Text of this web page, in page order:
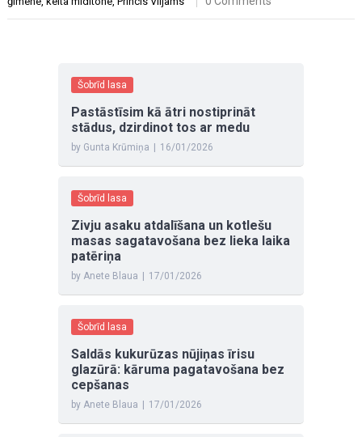
Šobrīd lasa
Pastāstīsim kā ātri nostiprināt
stādus, dzirdinot tos ar medu
by Gunta Krūmiņa 16/01/2026
Šobrīd lasa
Zivju asaku atdalīšana un kotlešu
masas sagatavošana bez lieka laika
patēriņa
by Anete Blaua 17/01/2026
Šobrīd lasa
Saldās kukurūzas nūjiņas īrisu
glazūrā: kāruma pagatavošana bez
cepšanas
by Anete Blaua 17/01/2026